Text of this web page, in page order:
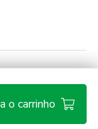
o carrinho